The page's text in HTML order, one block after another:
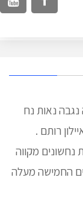
נגבה נאות נח
רותם .
מקווה
החמישה מעלה